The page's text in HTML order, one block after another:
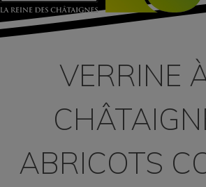
VERRINE
ABRICOTS